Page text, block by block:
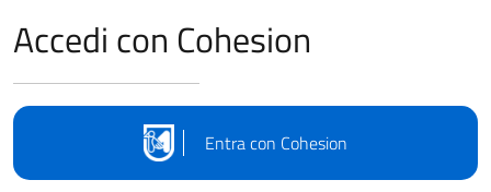
Accedi con Cohesion
Entra con Cohesion